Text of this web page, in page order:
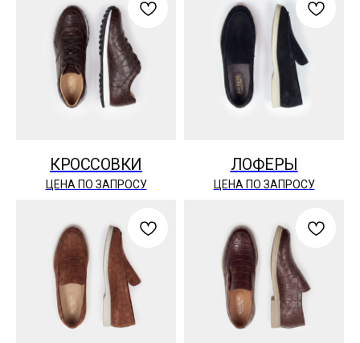
КРОССОВКИ
ЦЕНА ПО ЗАПРОСУ
ЛОФЕРЫ
ЦЕНА ПО ЗАПРОСУ